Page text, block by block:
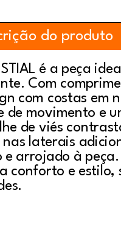
do produto
é a peça
Com
com costas em
de movimento e
de viés
laterais
arrojado à peça.
conforto e estilo,